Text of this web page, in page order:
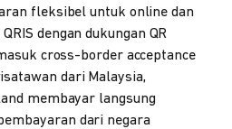
fleksibel untuk online dan
dengan dukungan QR
cross-border acceptance
dari Malaysia,
membayar langsung
dari negara